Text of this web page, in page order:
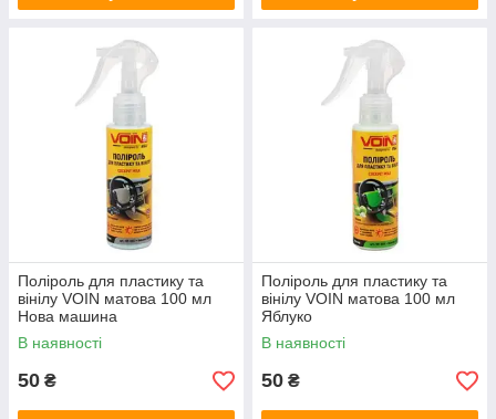
Поліроль для пластику та
вінілу VOIN матова 100 мл
Нова машина
В наявності
50 ₴
Поліроль для пластику та
вінілу VOIN матова 100 мл
Яблуко
В наявності
50 ₴